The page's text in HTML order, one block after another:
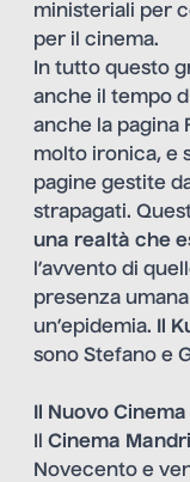
ministeriali per
per il cinema.
In tutto questo
anche il tempo
anche la pagina
molto ironica, e
pagine gestite
strapagati.
una realtà che
l’avvento di
presenza
un’epidemia.
Il
sono Stefano e
Il Nuovo
Cinema
Novecento e